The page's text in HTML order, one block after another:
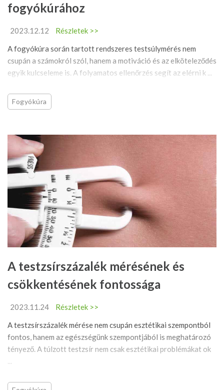
fogyókúrához
2023.12.12
Részletek >>
A fogyókúra során tartott rendszeres testsúlymérés nem
csupán a számokról szól, hanem a motiváció és az elköteleződés
egyik kulcseleme is. A folyamatos ellenőrzés segít az elérni k ...
Fogyókúra
A testzsírszázalék mérésének és
csökkentésének fontossága
2023.11.24
Részletek >>
A testzsírszázalék mérése nem csupán esztétikai szempontból
fontos, hanem az egészségünk szempontjából is meghatározó
tényező. A túlzott testzsír nem csak esztétikai problémákat ok
...